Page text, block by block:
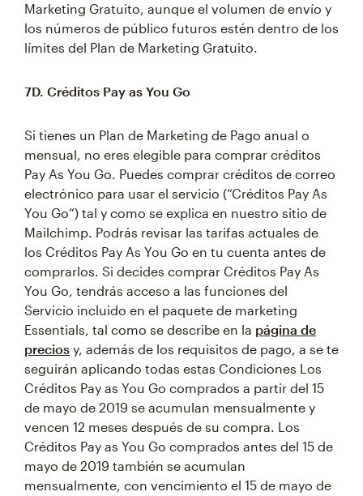
Marketing Gratuito, aunque el volumen de envío y
los números de público futuros estén dentro de los
límites del Plan de Marketing Gratuito.
7D. Créditos Pay as You Go
Si tienes un Plan de Marketing de Pago anual o
mensual, no eres elegible para comprar créditos
Pay As You Go. Puedes comprar créditos de correo
electrónico para usar el servicio (“Créditos Pay As
You Go”) tal y como se explica en nuestro sitio de
Mailchimp. Podrás revisar las tarifas actuales de
los Créditos Pay As You Go en tu cuenta antes de
comprarlos. Si decides comprar Créditos Pay As
You Go, tendrás acceso a las funciones del
Servicio incluido en el paquete de marketing
Essentials, tal como se describe en la página de
precios y, además de los requisitos de pago, a se te
seguirán aplicando todas estas Condiciones Los
Créditos Pay as You Go comprados a partir del 15
de mayo de 2019 se acumulan mensualmente y
vencen 12 meses después de su compra. Los
Créditos Pay as You Go comprados antes del 15 de
mayo de 2019 también se acumulan
mensualmente, con vencimiento el 15 de mayo de